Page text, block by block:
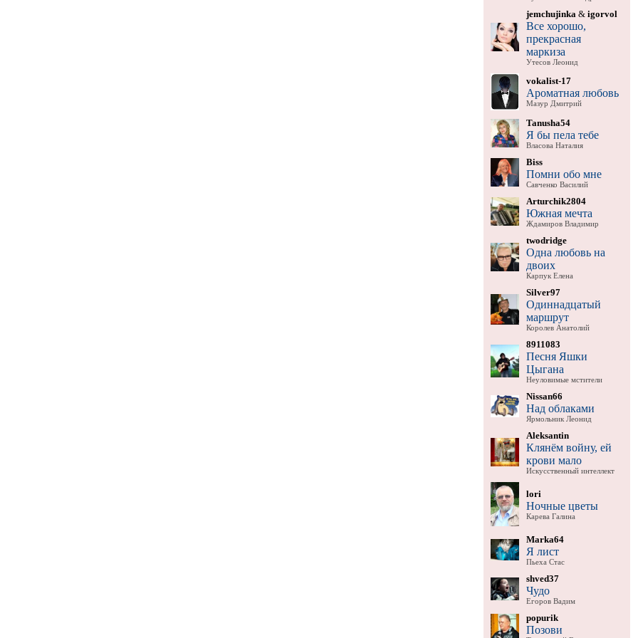
jemchujinka & igorvol
Все хорошо,
прекрасная
маркиза
Утесов Леонид
vokalist-17
Ароматная любовь
Мазур Дмитрий
Tanusha54
Я бы пела тебе
Власова Наталия
Biss
Помни обо мне
Савченко Василий
Arturchik2804
Южная мечта
Ждамиров Владимир
twodridge
Одна любовь на
двоих
Карпук Елена
Silver97
Одиннадцатый
маршрут
Королев Анатолий
8911083
Песня Яшки
Цыгана
Неуловимые мстители
Nissan66
Над облаками
Ярмольник Леонид
Aleksantin
Клянём войну, ей
крови мало
Искусственный интеллект
lori
Ночные цветы
Карева Галина
Marka64
Я лист
Пьеха Стас
shved37
Чудо
Егоров Вадим
popurik
Позови